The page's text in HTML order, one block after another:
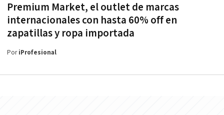
Premium Market, el outlet de marcas
internacionales con hasta 60% off en
zapatillas y ropa importada
PoriProfesional